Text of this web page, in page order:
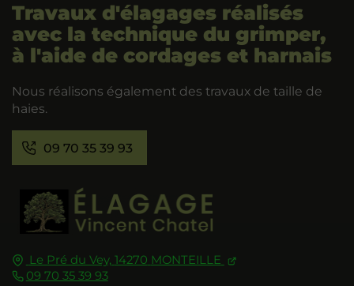
Le Pré du Vey, 14270 MONTEILLE
09 70 35 39 93
Travaux d'élagages réalisés
avec la technique du grimper,
à l'aide de cordages et harnais
Nous réalisons également des travaux de taille de
haies.
09 70 35 39 93